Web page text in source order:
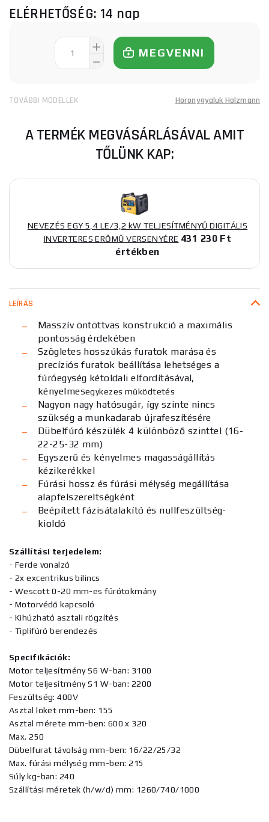
ELÉRHETŐSÉG: 14 nap
MEGVENNI
TOVÁBBI MODELLEK Horonygyaluk Holzmann
A TERMÉK MEGVÁSÁRLÁSÁVAL AMIT
TŐLÜNK KAP:
NEVEZÉS EGY 5,4 LE/3,2 kW TELJESÍTMÉNYŰ DIGITÁLIS
INVERTERES ERŐMŰ VERSENYÉRE 431 230 Ft
értékben
LEÍRÁS
Masszív öntöttvas konstrukció a maximális
pontosság érdekében
Szögletes hosszúkás furatok marása és
precíziós furatok beállítása lehetséges a
fúróegység kétoldali elfordításával,
kényelmesegykezes működtetés
Nagyon nagy hatósugár, így szinte nincs
szükség a munkadarab újrafeszítésére
Dübelfúró készülék 4 különböző szinttel (16-
22-25-32 mm)
Egyszerű és kényelmes magasságállítás
kézikerékkel
Fúrási hossz és fúrási mélység megállítása
alapfelszereltségként
Beépített fázisátalakító és nullfeszültség-
kioldó
Szállítási terjedelem:
- Ferde vonalzó
- 2x excentrikus bilincs
- Wescott 0-20 mm-es fúrótokmány
- Motorvédő kapcsoló
- Kihúzható asztali rögzítés
- Tiplifúró berendezés
Specifikációk:
Motor teljesítmény S6 W-ban: 3100
Motor teljesítmény S1 W-ban: 2200
Feszültség: 400V
Asztal löket mm-ben: 155
Asztal mérete mm-ben: 600 x 320
Max. 250
Dübelfurat távolság mm-ben: 16/22/25/32
Max. fúrási mélység mm-ben: 215
Súly kg-ban: 240
Szállítási méretek (h/w/d) mm: 1260/740/1000